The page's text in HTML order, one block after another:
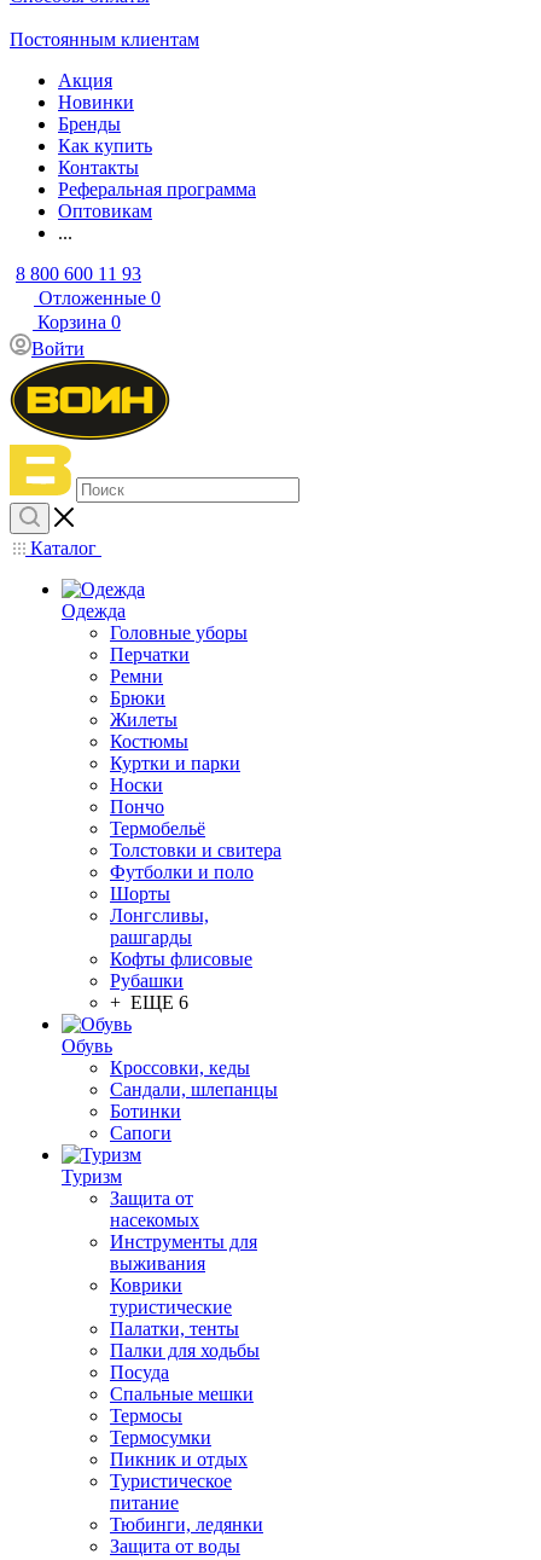
Постоянным клиентам
Акция
Новинки
Бренды
Как купить
Контакты
Реферальная программа
Оптовикам
...
8 800 600 11 93
Отложенные 0
Корзина 0
Войти
Каталог
Одежда
Головные уборы
Перчатки
Ремни
Брюки
Жилеты
Костюмы
Куртки и парки
Носки
Пончо
Термобельё
Толстовки и свитера
Футболки и поло
Шорты
Лонгсливы,
рашгарды
Кофты флисовые
Рубашки
+ ЕЩЕ 6
Обувь
Кроссовки, кеды
Сандали, шлепанцы
Ботинки
Сапоги
Туризм
Защита от
насекомых
Инструменты для
выживания
Коврики
туристические
Палатки, тенты
Палки для ходьбы
Посуда
Спальные мешки
Термосы
Термосумки
Пикник и отдых
Туристическое
питание
Тюбинги, ледянки
Защита от воды